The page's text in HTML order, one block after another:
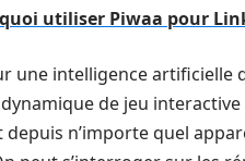
utiliser Piwaa pour
une intelligence
de jeu
n’importe quel